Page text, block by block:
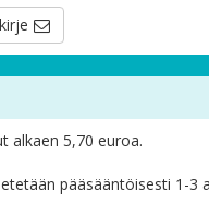
alkaen 5,70 euroa.
pääsääntöisesti 1-3